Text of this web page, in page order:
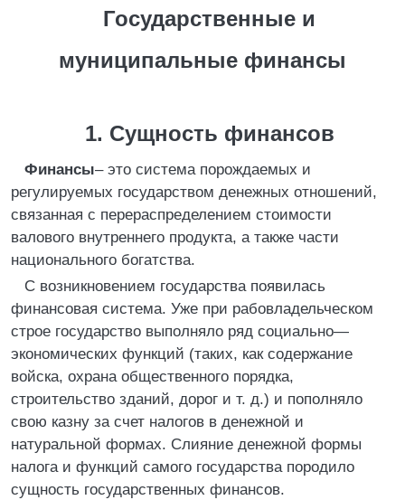
Государственные и
муниципальные финансы
1. Сущность финансов
Финансы– это система порождаемых и
регулируемых государством денежных отношений,
связанная с перераспределением стоимости
валового внутреннего продукта, а также части
национального богатства.
С возникновением государства появилась
финансовая система. Уже при рабовладельческом
строе государство выполняло ряд социально—
экономических функций (таких, как содержание
войска, охрана общественного порядка,
строительство зданий, дорог и т. д.) и пополняло
свою казну за счет налогов в денежной и
натуральной формах. Слияние денежной формы
налога и функций самого государства породило
сущность государственных финансов.